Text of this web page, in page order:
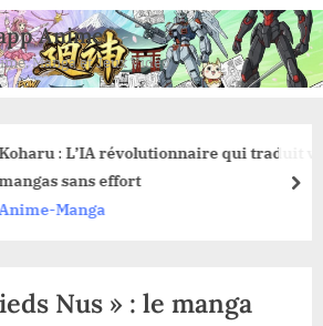
Anime
Manga et Jeux Vidéo
: L’IA révolutionnaire qui traduit vos
sans effort
Manga
Nus » : le manga